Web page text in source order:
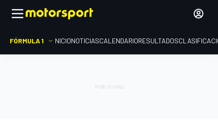
FÓRMULA 1 INICIONOTICIASCALENDARIORESULTADOS